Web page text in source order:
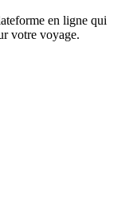
en ligne qui
votre voyage.